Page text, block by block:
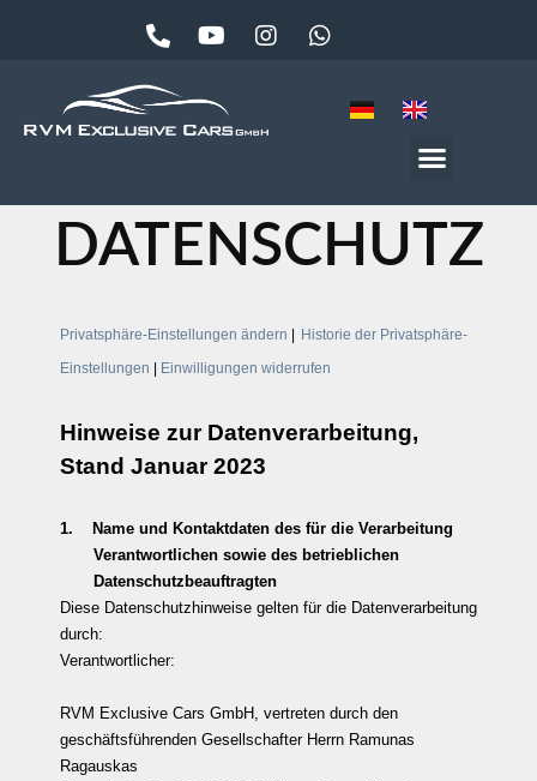
DATENSCHUTZ
Privatsphäre-Einstellungen ändern | Historie der Privatsphäre-
Einstellungen | Einwilligungen widerrufen
Hinweise zur Datenverarbeitung,
Stand Januar 2023
1. Name und Kontaktdaten des für die Verarbeitung
Verantwortlichen sowie des betrieblichen
Datenschutzbeauftragten
Diese Datenschutzhinweise gelten für die Datenverarbeitung
durch:
Verantwortlicher:
RVM Exclusive Cars GmbH, vertreten durch den
geschäftsführenden Gesellschafter Herrn Ramunas
Ragauskas